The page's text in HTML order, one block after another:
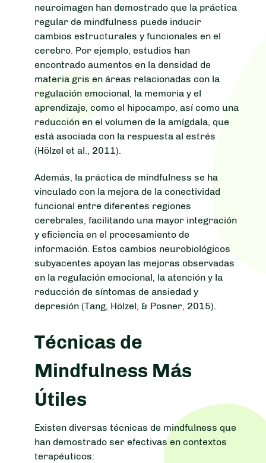
neuroimagen han demostrado que la práctica
regular de mindfulness puede inducir
cambios estructurales y funcionales en el
cerebro. Por ejemplo, estudios han
encontrado aumentos en la densidad de
materia gris en áreas relacionadas con la
regulación emocional, la memoria y el
aprendizaje, como el hipocampo, así como una
reducción en el volumen de la amígdala, que
está asociada con la respuesta al estrés
(Hölzel et al., 2011).
Además, la práctica de mindfulness se ha
vinculado con la mejora de la conectividad
funcional entre diferentes regiones
cerebrales, facilitando una mayor integración
y eficiencia en el procesamiento de
información. Estos cambios neurobiológicos
subyacentes apoyan las mejoras observadas
en la regulación emocional, la atención y la
reducción de síntomas de ansiedad y
depresión (Tang, Hölzel, & Posner, 2015).
Técnicas de
Mindfulness Más
Útiles
Existen diversas técnicas de mindfulness que
han demostrado ser efectivas en contextos
terapéuticos: